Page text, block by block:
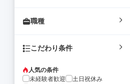
職種
こだわり条件
人気の条件
未経験者歓迎
土日祝休み